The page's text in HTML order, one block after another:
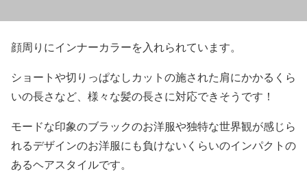
顔周りにインナーカラーを入れられています。
ショートや切りっぱなしカットの施された肩にかかるくら
いの長さなど、 様々な髪の長さに対応できそうです！
モードな印象のブラックのお洋服や独特な世界観が感じら
れるデザインのお洋服にも負けないくらいのインパクトの
あるヘアスタイルです。